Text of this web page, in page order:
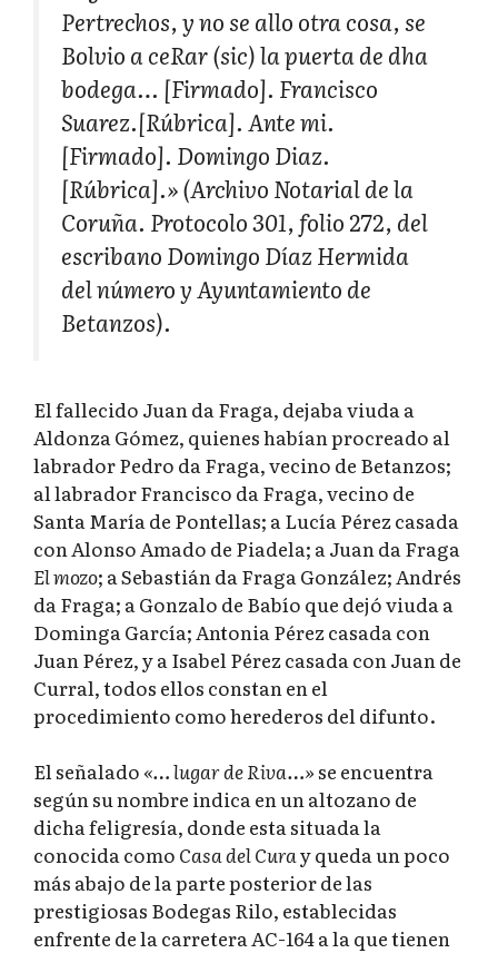
Pertrechos, y no se allo otra cosa, se
Bolvio a ceRar (sic) la puerta de dha
bodega… [Firmado]. Francisco
Suarez.[Rúbrica]. Ante mi.
[Firmado]. Domingo Diaz.
[Rúbrica].» (Archivo Notarial de la
Coruña. Protocolo 301, folio 272, del
escribano Domingo Díaz Hermida
del número y Ayuntamiento de
Betanzos).
El fallecido Juan da Fraga, dejaba viuda a
Aldonza Gómez, quienes habían procreado al
labrador Pedro da Fraga, vecino de Betanzos;
al labrador Francisco da Fraga, vecino de
Santa María de Pontellas; a Lucía Pérez casada
con Alonso Amado de Piadela; a Juan da Fraga
El mozo; a Sebastián da Fraga González; Andrés
da Fraga; a Gonzalo de Babío que dejó viuda a
Dominga García; Antonia Pérez casada con
Juan Pérez, y a Isabel Pérez casada con Juan de
Curral, todos ellos constan en el
procedimiento como herederos del difunto.
El señalado«… lugar de Riva…»se encuentra
según su nombre indica en un altozano de
dicha feligresía, donde esta situada la
conocida como Casa del Curay queda un poco
más abajo de la parte posterior de las
prestigiosas Bodegas Rilo, establecidas
enfrente de la carretera AC-164 a la que tienen